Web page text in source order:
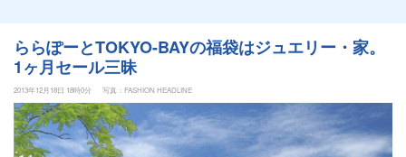
ららぽーとTOKYO-BAYの福袋はジュエリー・家。
1ヶ月セール三昧
2013年12月18日 18時0分 写真：FASHION HEADLINE